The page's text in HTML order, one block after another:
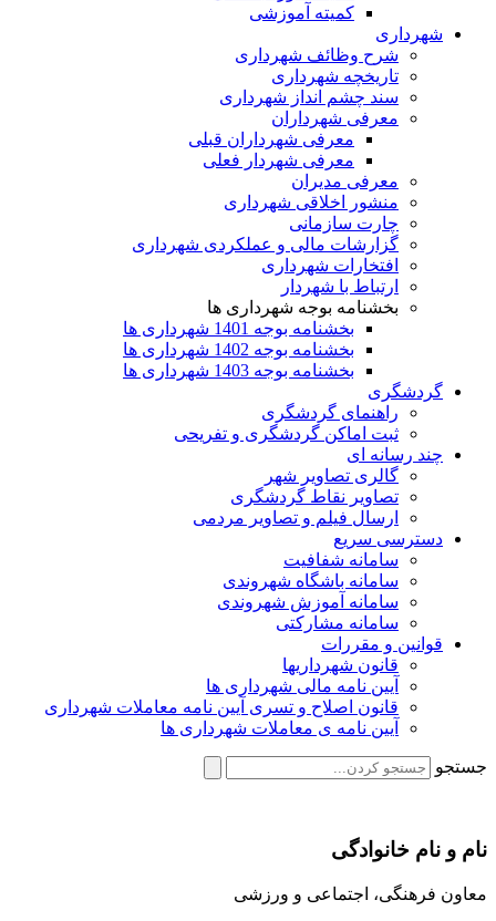
کمیته آموزشی
شهرداری
شرح وظائف شهرداری
تاریخچه شهرداری
سند چشم انداز شهرداری
معرفی شهرداران
معرفی شهرداران قبلی
معرفی شهردار فعلی
معرفی مدیران
منشور اخلاقی شهرداری
چارت سازمانی
گزارشات مالی و عملکردی شهرداری
افتخارات شهرداری
ارتباط با شهردار
بخشنامه بوجه شهرداری ها
بخشنامه بوجه 1401 شهرداری ها
بخشنامه بوجه 1402 شهرداری ها
بخشنامه بوجه 1403 شهرداری ها
گردشگری
راهنمای گردشگری
ثبت اماکن گردشگری و تفریحی
چند رسانه ای
گالری تصاویر شهر
تصاویر نقاط گردشگری
ارسال فیلم و تصاویر مردمی
دسترسی سریع
سامانه شفافیت
سامانه باشگاه شهروندی
سامانه آموزش شهروندی
سامانه مشارکتی
قوانین و مقررات
قانون شهرداریها
آیین نامه مالی شهرداری ها
قانون اصلاح و تسری آیین نامه معاملات شهرداری
آیین نامه ی معاملات شهرداری ها
جستجو
نام و نام خانوادگی
معاون فرهنگی، اجتماعی و ورزشی